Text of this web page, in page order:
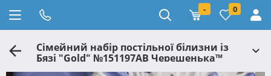
- 0
Сімейний набір постільної білизни із
Бязі "Gold" №151197АВ Черешенька™